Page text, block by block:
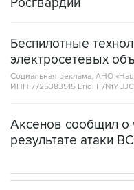
Беспилотные
Социальная реклама, АНО
ИНН 7725383515 Erid:
Аксенов сообщил